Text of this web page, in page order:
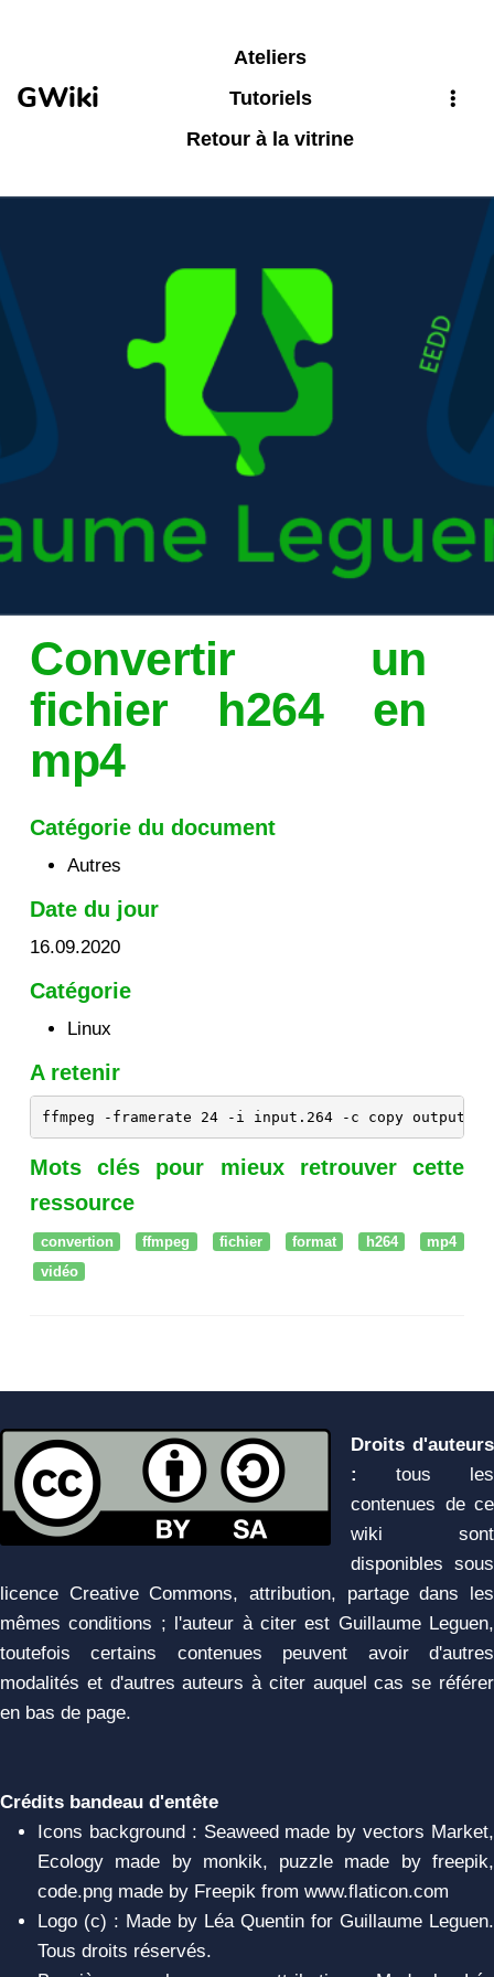
GWiki
Ateliers
Tutoriels
Retour à la vitrine
Convertir un
fichier h264 en
mp4
Catégorie du document
Autres
Date du jour
16.09.2020
Catégorie
Linux
A retenir
ffmpeg -framerate 24 -i input.264 -c copy
Mots clés pour mieux retrouver cette
ressource
convertion ffmpeg fichier format h264
mp4
vidéo
Droits d'auteurs
:
tous les
contenues de ce
wiki sont
disponibles sous
licence Creative Commons, attribution, partage dans les
mêmes conditions ; l'auteur à citer est Guillaume Leguen,
toutefois certains contenues peuvent avoir d'autres
modalités et d'autres auteurs à citer auquel cas se référer
en bas de page.
Crédits bandeau d'entête
Icons background : Seaweed made by vectors Market,
Ecology made by monkik, puzzle made by freepik,
code.png made by Freepik from www.flaticon.com
Logo (c) : Made by Léa Quentin for Guillaume Leguen.
Tous droits réservés.